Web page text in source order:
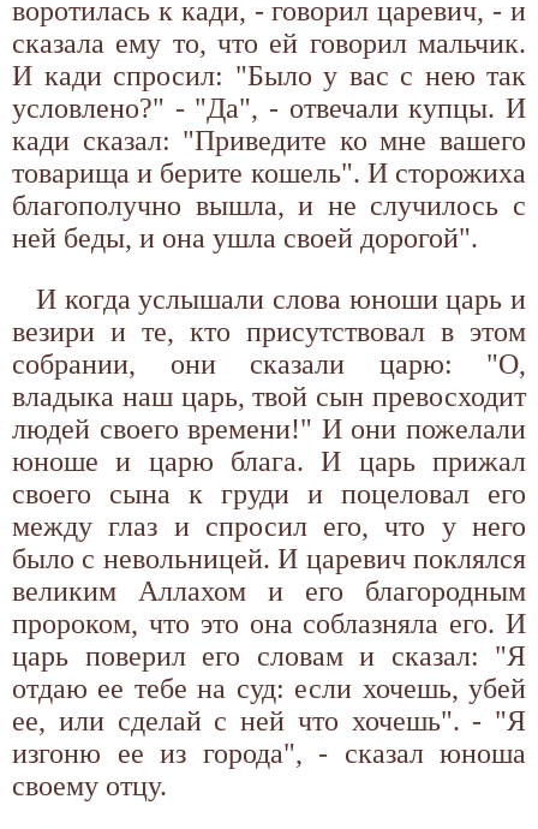
воротилась к кади, - говорил царевич, - и
сказала ему то, что ей говорил мальчик.
И кади спросил: "Было у вас с нею так
условлено?" - "Да", - отвечали купцы. И
кади сказал: "Приведите ко мне вашего
товарища и берите кошель". И сторожиха
благополучно вышла, и не случилось с
ней беды, и она ушла своей дорогой".
И когда услышали слова юноши царь и
везири и те, кто присутствовал в этом
собрании, они сказали царю: "О,
владыка наш царь, твой сын превосходит
людей своего времени!" И они пожелали
юноше и царю блага. И царь прижал
своего сына к груди и поцеловал его
между глаз и спросил его, что у него
было с невольницей. И царевич поклялся
великим Аллахом и его благородным
пророком, что это она соблазняла его. И
царь поверил его словам и сказал: "Я
отдаю ее тебе на суд: если хочешь, убей
ее, или сделай с ней что хочешь". - "Я
изгоню ее из города", - сказал юноша
своему отцу.